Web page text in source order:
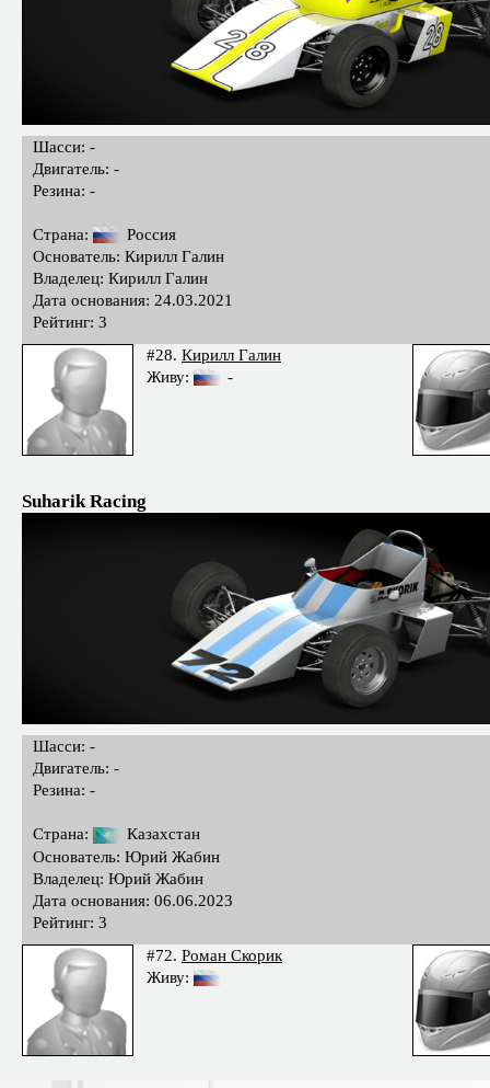
Шасси: -
Двигатель: -
Резина: -
Страна:
Россия
Основатель: Кирилл Галин
Владелец: Кирилл Галин
Дата основания: 24.03.2021
Рейтинг: 3
#28. Кирилл Галин
Живу:
-
Suharik Racing
Шасси: -
Двигатель: -
Резина: -
Страна:
Казахстан
Основатель: Юрий Жабин
Владелец: Юрий Жабин
Дата основания: 06.06.2023
Рейтинг: 3
#72. Роман Скорик
Живу: